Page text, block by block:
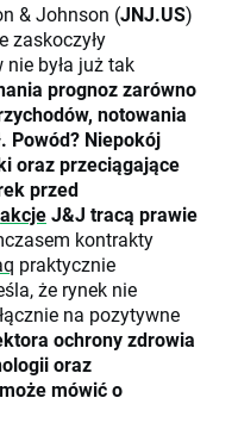
& Johnson (JNJ.US)
zaskoczyły
była już tak
prognoz zarówno
notowania
Powód? Niepokój
oraz przeciągające
przed
akcjeJ&J tracą prawie
kontrakty
praktycznie
że rynek nie
na pozytywne
ochrony zdrowia
oraz
mówić o